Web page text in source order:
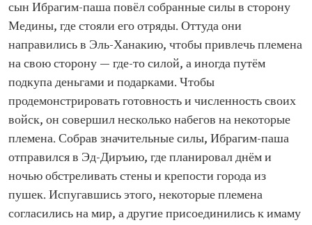
сын Ибрагим-паша повёл собранные силы в сторону
Медины, где стояли его отряды. Оттуда они
направились в Эль-Ханакию, чтобы привлечь племена
на свою сторону — где-то силой, а иногда путём
подкупа деньгами и подарками. Чтобы
продемонстрировать готовность и численность своих
войск, он совершил несколько набегов на некоторые
племена. Собрав значительные силы, Ибрагим-паша
отправился в Эд-Диръию, где планировал днём и
ночью обстреливать стены и крепости города из
пушек. Испугавшись этого, некоторые племена
согласились на мир, а другие присоединились к имаму